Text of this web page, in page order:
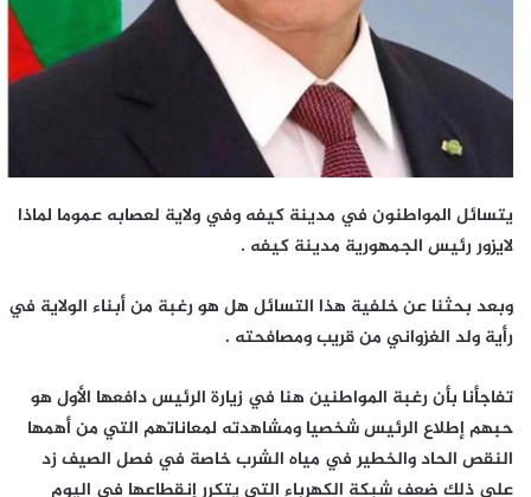
يتسائل المواطنون في مدينة كيفه وفي ولاية لعصابه عموما لماذا
لايزور رئيس الجمهورية مدينة كيفه .
وبعد بحثنا عن خلفية هذا التسائل هل هو رغبة من أبناء الولاية في
رأية ولد الغزواني من قريب ومصافحته .
تفاجأنا بأن رغبة المواطنين هنا في زيارة الرئيس دافعها الأول هو
حبهم إطلاع الرئيس شخصيا ومشاهدته لمعاناتهم التي من أهمها
النقص الحاد والخطير في مياه الشرب خاصة في فصل الصيف زد
على ذلك ضعف شبكة الكهرباء التي يتكرر إنقطاعها في اليوم